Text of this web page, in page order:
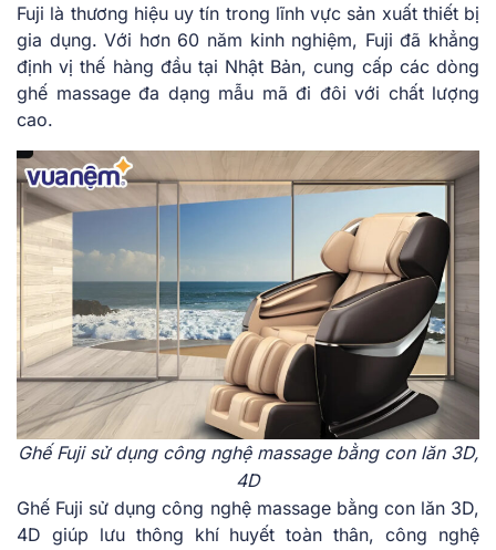
Fuji là thương hiệu uy tín trong lĩnh vực sản xuất thiết bị
gia dụng. Với hơn 60 năm kinh nghiệm, Fuji đã khẳng
định vị thế hàng đầu tại Nhật Bản, cung cấp các dòng
ghế massage đa dạng mẫu mã đi đôi với chất lượng
cao.
Ghế Fuji sử dụng công nghệ massage bằng con lăn 3D,
4D
Ghế Fuji sử dụng công nghệ massage bằng con lăn 3D,
4D giúp lưu thông khí huyết toàn thân, công nghệ